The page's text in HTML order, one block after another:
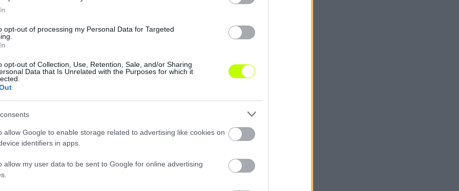
opt-out of processing my Personal Data for Targeted
opt-out of Collection, Use, Retention, Sale, and/or Sharing
Data that Is Unrelated with the Purposes for which it
allow Google to enable storage related to advertising like cookies on
identifiers in apps.
allow my user data to be sent to Google for online advertising
Loaded